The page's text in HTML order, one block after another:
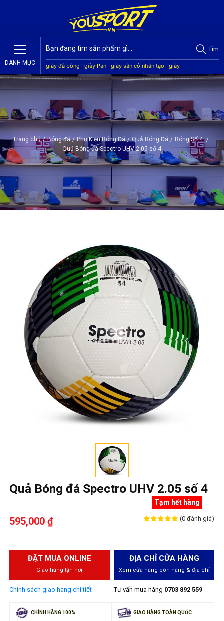
DANH MỤC
Tìm
giày đá bóng giày Pan giày sân cỏ nhân tạo
giày
Jogarbola
giày Mitre giày Akka quần áo bóng đá
giày
Trang chủ / Bóng đá / Phụ Kiện Bóng Đá / Quả Bóng Đá / Bóng Số 4 /
Quả Bóng đá Spectro UHV 2.05 số 4
Quả Bóng đá Spectro UHV 2.05 số 4
Tạm hết hàng
595,000 ₫ (0 đánh giá)
ĐẶT MUA ONLINE
Giao hàng tận nơi
Chính sách giao hàng chi tiết
ĐỊA CHỈ CỬA HÀNG
Xem cửa hàng còn hàng & địa chỉ
Tư vấn mua hàng 0703 892 559
CHÍNH HÃNG 100% GIAO HÀNG TOÀN QUỐC